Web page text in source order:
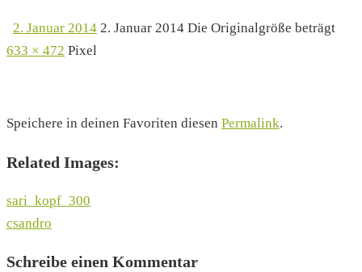
2. Januar 2014 2. Januar 2014 Die Originalgröße beträgt
633 × 472 Pixel
Speichere in deinen Favoriten diesen Permalink.
Related Images:
sari_kopf_300
csandro
Schreibe einen Kommentar